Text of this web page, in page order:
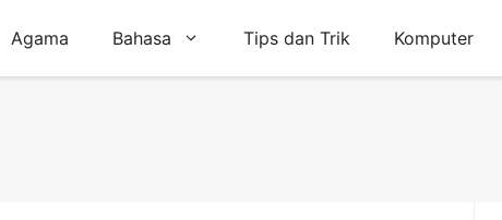
Agama Bahasa Tips dan Trik Komputer